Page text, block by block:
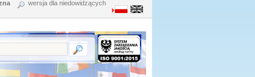
wersja dla niedowidzących